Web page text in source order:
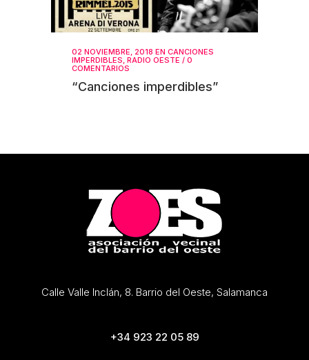
02 NOVIEMBRE, 2018 EN CANCIONES
IMPERDIBLES, RADIO OESTE / 0
COMENTARIOS
“Canciones imperdibles”
Calle Valle Inclán, 8. Barrio del Oeste, Salamanca
+34 923 22 05 89